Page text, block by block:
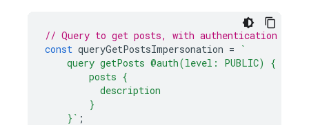
// Query to get posts, with authentication level
const queryGetPostsImpersonation =
`
    query getPosts @auth(level: PUBLIC) {
        posts {
          description
        }
    }`
;